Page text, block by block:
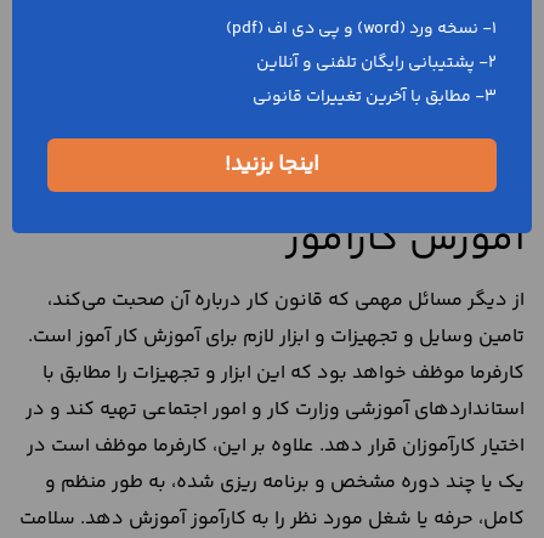
ادامه تذکر می‌دهد که کار مورد نظر نباید برای سلامت و رشد
جسمی و سلامت روحی نوجوان خطر آفرین یا آسیب زا باشد. در
مجموع برای انجام موضوع این قرارداد لازم است که به نکات
ابزار و تجهیزات مورد نیاز برای
آموزش کارآموز
از دیگر مسائل مهمی که قانون کار درباره آن صحبت می‌کند،
تامین وسایل و تجهیزات و ابزار لازم برای آموزش کار آموز است.
کارفرما موظف خواهد بود که این ابزار و تجهیزات را مطابق با
استانداردهای آموزشی وزارت کار و امور اجتماعی تهیه کند و در
اختیار کارآموزان قرار دهد. علاوه بر این، کارفرما موظف است در
یک یا چند دوره مشخص و برنامه ریزی شده، به طور منظم و
کامل، حرفه یا شغل مورد نظر را به کارآموز آموزش دهد. سلامت
1- نسخه ورد (word) و پی دی اف (pdf)
2- پشتیبانی رایگان تلفنی و آنلاین
3- مطابق با آخرین تغییرات قانونی
اینجا بزنید!